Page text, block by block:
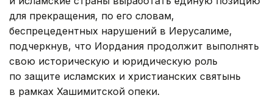
для прекращения, по его словам,
беспрецедентных нарушений в Иерусалиме,
подчеркнув, что Иордания продолжит выполнять
свою историческую и юридическую роль
по защите исламских и христианских святынь
в рамках Хашимитской опеки.